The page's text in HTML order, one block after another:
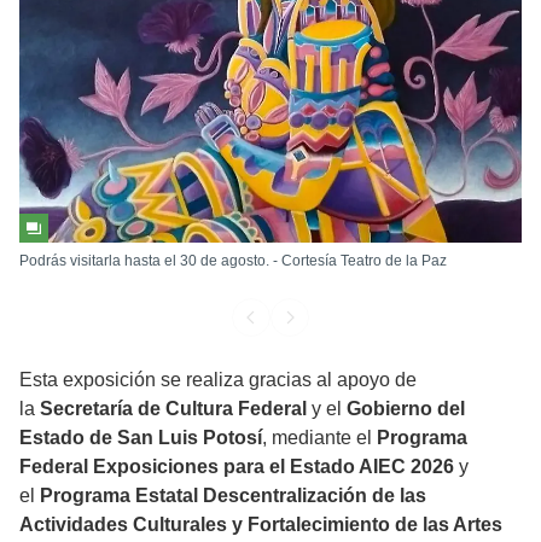
Podrás visitarla hasta el 30 de agosto. - Cortesía Teatro de la Paz
Esta exposición se realiza gracias al apoyo de
la Secretaría de Cultura Federal y el Gobierno del
Estado de San Luis Potosí, mediante el
Programa
Federal Exposiciones para el Estado AIEC 2026 y
el
Programa Estatal Descentralización de las
Actividades Culturales y Fortalecimiento de las Artes